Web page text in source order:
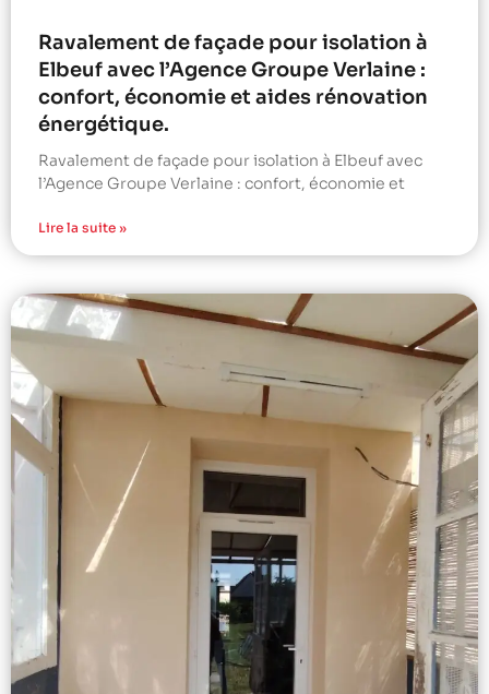
Ravalement de façade pour isolation à
Elbeuf avec l’Agence Groupe Verlaine :
confort, économie et aides rénovation
énergétique.
Ravalement de façade pour isolation à Elbeuf avec
l’Agence Groupe Verlaine : confort, économie et
Lire la suite »